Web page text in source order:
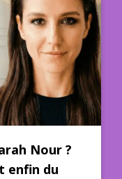
Nour ?
enfin du